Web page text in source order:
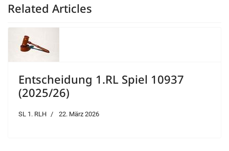
Related Articles
Entscheidung 1.RL Spiel 10937
(2025/26)
SL 1. RLH 22. März 2026